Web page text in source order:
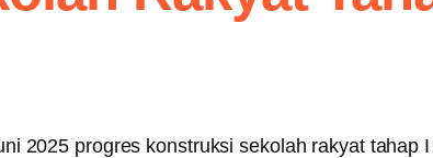
2025 progres konstruksi sekolah rakyat tahap